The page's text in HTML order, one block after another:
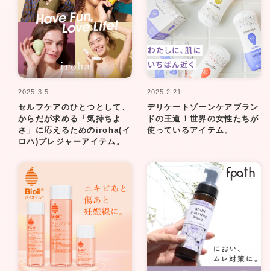
2025.3.5
セルフケアのひとつとして、
からだが求める「気持ちよ
さ」に応えるためのiroha(イ
ロハ)プレジャーアイテム。
2025.2.21
デリケートゾーンケアブラン
ドの王道！世界の女性たちが
使っているアイテム。